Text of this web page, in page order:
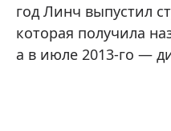
год Линч выпустил
которая получила
а в июле 2013-го —